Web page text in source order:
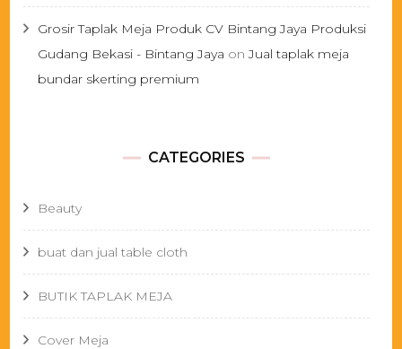
Grosir Taplak Meja Produk CV Bintang Jaya Produksi
Gudang Bekasi - Bintang Jaya onJual taplak meja
bundar skerting premium
CATEGORIES
Beauty
buat dan jual table cloth
BUTIK TAPLAK MEJA
Cover Meja